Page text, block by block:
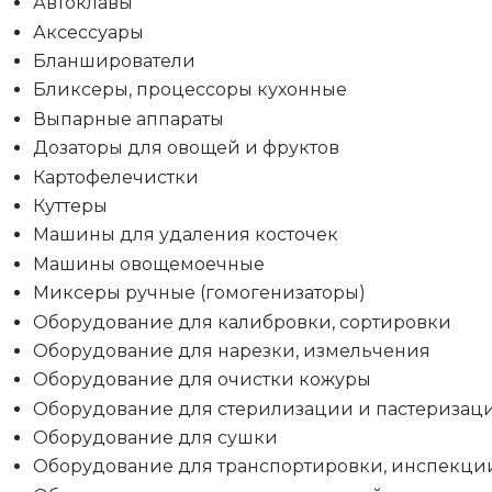
Аксессуары
Бланширователи
Бликсеры, процессоры кухонные
Выпарные аппараты
Дозаторы для овощей и фруктов
Картофелечистки
Куттеры
Машины для удаления косточек
Машины овощемоечные
Миксеры ручные (гомогенизаторы)
Оборудование для калибровки, сортировки
Оборудование для нарезки, измельчения
Оборудование для очистки кожуры
Оборудование для стерилизации и
Оборудование для сушки
Оборудование для транспортировки,